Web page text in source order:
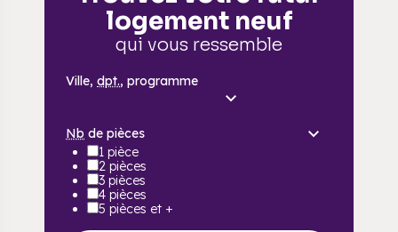
logement neuf
qui vous ressemble
Ville, dpt., programme
Nb de pièces
1 pièce
2 pièces
3 pièces
4 pièces
5 pièces et +